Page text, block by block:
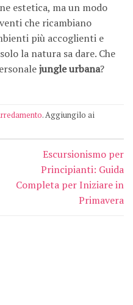
estetica, ma un modo
che ricambiano
più accoglienti e
la natura sa dare. Che
jungle urbana?
. Aggiungilo ai
Escursionismo per
Principianti: Guida
Completa per Iniziare in
Primavera